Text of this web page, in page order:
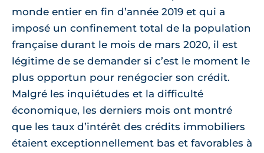
monde entier en fin d’année 2019 et qui a
imposé un confinement total de la population
française durant le mois de mars 2020, il est
légitime de se demander si c’est le moment le
plus opportun pour renégocier son crédit.
Malgré les inquiétudes et la difficulté
économique, les derniers mois ont montré
que les taux d’intérêt des crédits immobiliers
étaient exceptionnellement bas et favorables à